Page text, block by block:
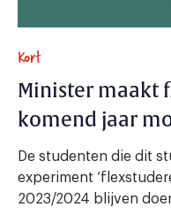
Kort
Minister maakt
komend jaar
De studenten die dit
experiment
2023/2024 blijven